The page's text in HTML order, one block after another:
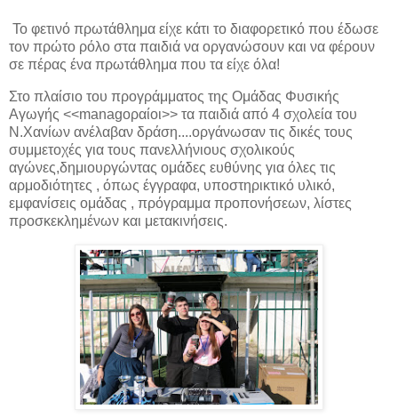
Το φετινό πρωτάθλημα είχε κάτι το διαφορετικό που έδωσε
τον πρώτο ρόλο στα παιδιά να οργανώσουν και να φέρουν
σε πέρας ένα πρωτάθλημα που τα είχε όλα!
Στο πλαίσιο του προγράμματος της Ομάδας Φυσικής
Αγωγής <<managoραίοι>> τα παιδιά από 4 σχολεία του
Ν.Χανίων ανέλαβαν δράση....οργάνωσαν τις δικές τους
συμμετοχές για τους πανελλήνιους σχολικούς
αγώνες,δημιουργώντας ομάδες ευθύνης για όλες τις
αρμοδιότητες , όπως έγγραφα, υποστηρικτικό υλικό,
εμφανίσεις ομάδας , πρόγραμμα προπονήσεων, λίστες
προσκεκλημένων και μετακινήσεις.